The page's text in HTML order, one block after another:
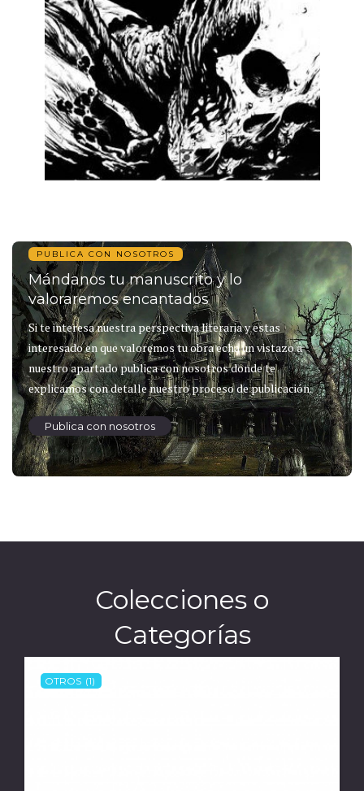
PUBLICA CON NOSOTROS
Mándanos tu manuscrito y lo
valoraremos encantados
Si te interesa nuestra perspectiva literaria y estas
interesado en que valoremos tu obra echa un vistazo a
nuestro apartado publica con nosotros donde te
explicamos con detalle nuestro proceso de publicación.
Publica con nosotros
Colecciones o
Categorías
OTROS (1)